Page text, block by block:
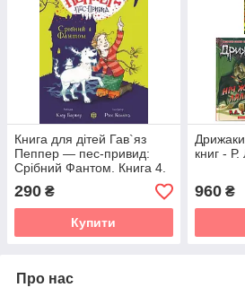
Книга для дітей Гав`яз
Пеппер — пес-привид:
Срібний Фантом. Книга 4.
Клер Баркер
290 ₴
Купити
книг -
960₴
Про нас